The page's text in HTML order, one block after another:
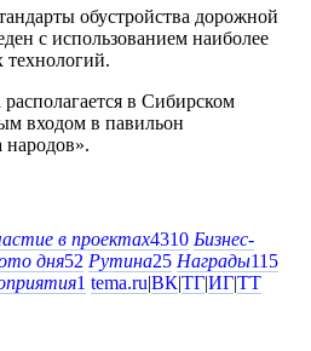
обустройства дорожной
с использованием наиболее
в Сибирском
входом в павильон
в проектах4310 Бизнес-
дня52 Рутина25 Награды115
1 tema.ru|ВК|ТГ|ИГ|ТТ